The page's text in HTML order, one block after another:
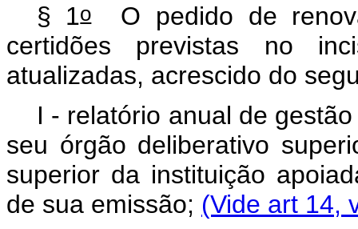
§ 1oO pedido de
certidões previstas no
atualizadas, acrescido do
I - relatório anual de
seu órgão deliberativo
superior da instituição
de sua emissão; (Vide art 14,